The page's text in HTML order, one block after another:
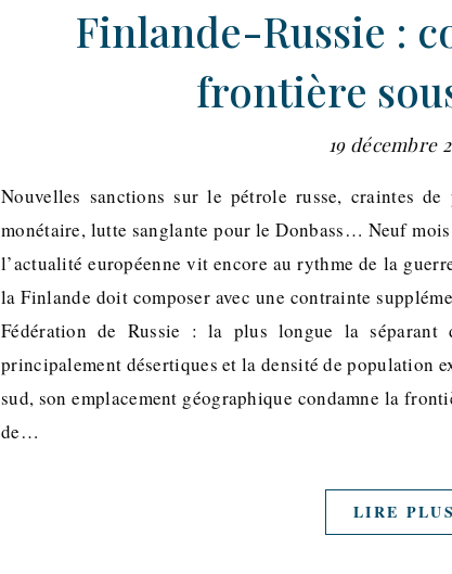
Finlande-Russie :
frontière
19 décembre
Nouvelles sanctions sur le pétrole russe, craintes
monétaire, lutte sanglante pour le Donbass… Neuf
l’actualité européenne vit encore au rythme de la
la Finlande doit composer avec une contrainte
Fédération de Russie : la plus longue la séparant
principalement désertiques et la densité de population
sud, son emplacement géographique condamne la
de…
LIRE PLUS